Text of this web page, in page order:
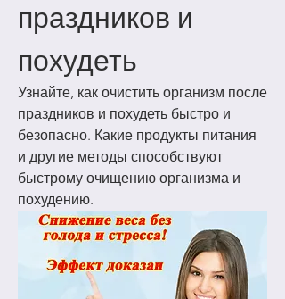
праздников и
похудеть
Узнайте, как очистить организм после
праздников и похудеть быстро и
безопасно. Какие продукты питания
и другие методы способствуют
быстрому очищению организма и
похудению.